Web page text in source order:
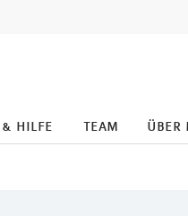
& hilfe team über